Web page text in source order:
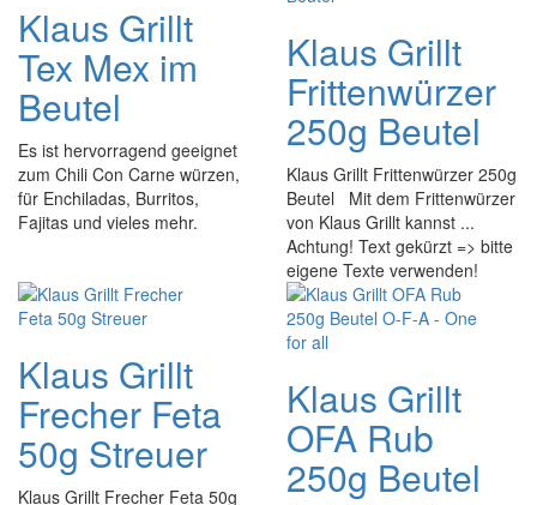
Klaus Grillt
Tex Mex im
Beutel
Es ist hervorragend geeignet
zum Chili Con Carne würzen,
für Enchiladas, Burritos,
Fajitas und vieles mehr.
Klaus Grillt
Frittenwürzer
250g Beutel
Klaus Grillt Frittenwürzer 250g
Beutel Mit dem Frittenwürzer
von Klaus Grillt kannst ...
Achtung! Text gekürzt => bitte
eigene Texte verwenden!
Klaus Grillt
Frecher Feta
50g Streuer
Klaus Grillt Frecher Feta 50g
Klaus Grillt
OFA Rub
250g Beutel